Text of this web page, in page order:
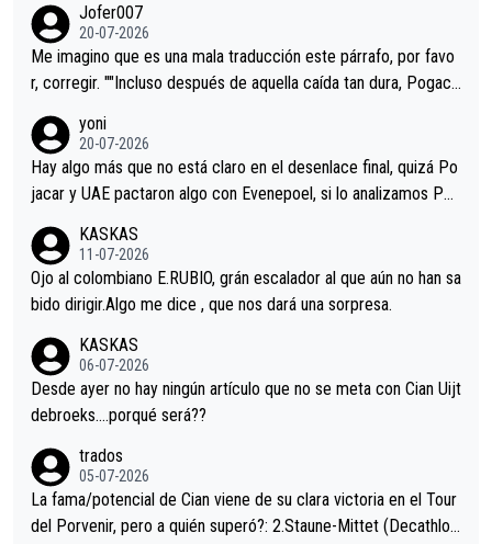
Minguez, Velez etc etc.Me da pena vivir estos momentos tan
tristes sin victorias.
Jofer007
20-07-2026
Me imagino que es una mala traducción este párrafo, por favo
r, corregir. ""Incluso después de aquella caída tan dura, Pogaca
permaneció pegado a su rueda. Parecía increíble la forma en l
a que era capaz de controlar el miedo", recordó."
yoni
20-07-2026
Hay algo más que no está claro en el desenlace final, quizá Po
jacar y UAE pactaron algo con Evenepoel, si lo analizamos Poj
i sin pedalear, luego está el saludo con Evenepoel dándose la
mano de una manera muy fraternal, más allá de los típicos toqu
es en el hombro con que saludaba a Vingegard. Ahí hubo una in
eta, a ver si por querer poner a Del Toro con calzador en posi
ción de podio UAE y Pojacar se van complicar el tour.
KASKAS
11-07-2026
Ojo al colombiano E.RUBIO, grán escalador al que aún no han sa
bido dirigir.Algo me dice , que nos dará una sorpresa.
KASKAS
06-07-2026
Desde ayer no hay ningún artículo que no se meta con Cian Uijt
debroeks….porqué será??
trados
05-07-2026
La fama/potencial de Cian viene de su clara victoria en el Tour
del Porvenir, pero a quién superó?: 2.Staune-Mittet (Decathlon,